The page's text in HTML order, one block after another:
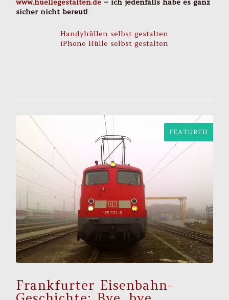
www.huellegestalten.de – ich jedenfalls habe es ganz
sicher nicht bereut!
Handyhüllen selbst gestalten
iPhone Hülle selbst gestalten
FEATURED
Frankfurter Eisenbahn-